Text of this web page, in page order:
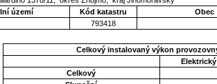
území
Kód katastru Obec
793418
Celkový instalovaný výkon
Elektrický
Celkový